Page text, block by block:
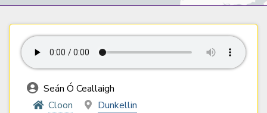
Seán Ó Ceallaigh
Cloon
Dunkellin